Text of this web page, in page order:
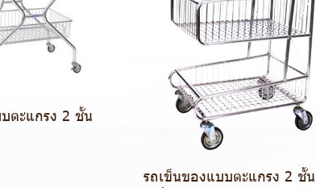
ตะแกรง 2 ชั้น
รถเข็นของแบบตะแกรง 2 ชั้น